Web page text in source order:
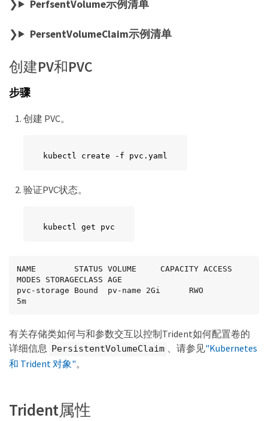
PerfsentVolume示例清单
PersentVolumeClaim示例清单
创建PV和PVC
步骤
创建 PVC。
kubectl create -f pvc.yaml
验证PVC状态。
kubectl get pvc
NAME        STATUS VOLUME     CAPACITY ACCESS
MODES STORAGECLASS AGE
pvc-storage Bound  pv-name 2Gi      RWO
5m
有关存储类如何与和参数交互以控制Trident如何配置卷的
详细信息 PersistentVolumeClaim 、请参见"Kubernetes
和 Trident 对象"。
Trident属性